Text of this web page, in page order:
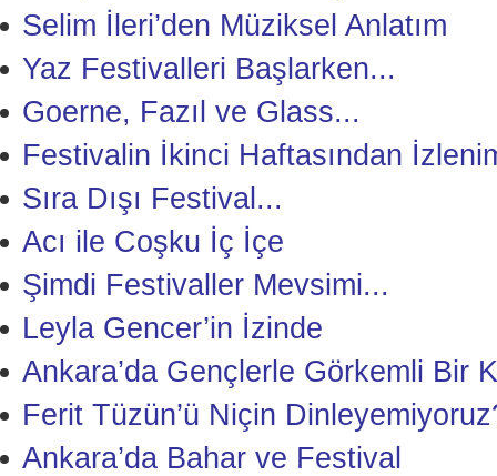
Selim İleri’den Müziksel Anlatım
Yaz Festivalleri Başlarken...
Goerne, Fazıl ve Glass...
Festivalin İkinci Haftasından
Sıra Dışı Festival...
Acı ile Coşku İç İçe
Şimdi Festivaller Mevsimi...
Leyla Gencer’in İzinde
Ankara’da Gençlerle Görkemli Bir
Ferit Tüzün’ü Niçin
Ankara’da Bahar ve Festival